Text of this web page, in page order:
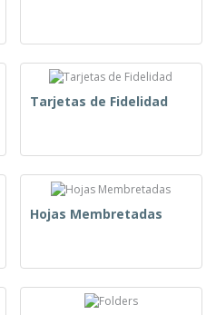
Tarjetas de Fidelidad
Hojas Membretadas